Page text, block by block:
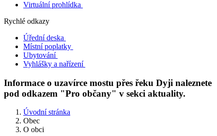
Virtuální prohlídka
Rychlé odkazy
Úřední deska
Místní poplatky
Ubytování
Vyhlášky a nařízení
Informace o uzavírce mostu přes řeku Dyji naleznete
pod odkazem "Pro občany" v sekci aktuality.
Úvodní stránka
Obec
O obci